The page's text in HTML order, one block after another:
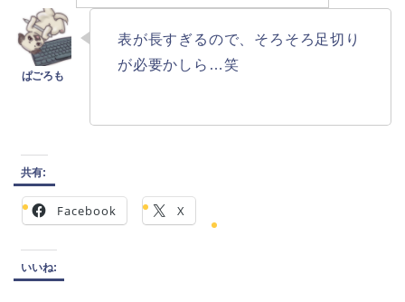
表が長すぎるので、そろそろ足切り
が必要かしら…笑
共有:
Facebook X
いいね: